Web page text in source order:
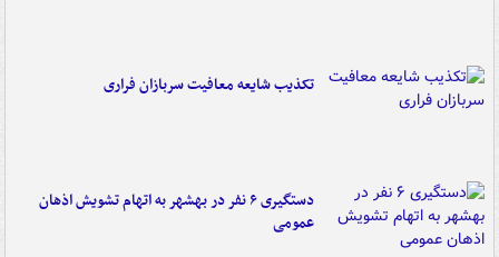
تکذیب شایعه معافیت سربازان فراری
دستگیری ۶ نفر در بهشهر به اتهام تشویش اذهان
عمومی